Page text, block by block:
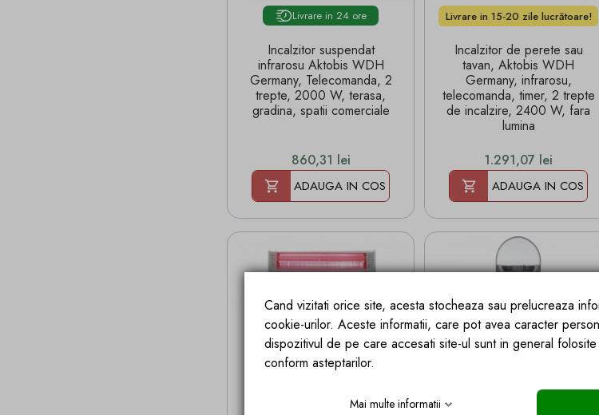
Livrare in 24 ore
Incalzitor suspendat
infrarosu Aktobis WDH
Germany, Telecomanda, 2
trepte, 2000 W, terasa,
gradina, spatii comerciale
Pret
860,31 lei
ADAUGA IN COS
Livrare in 15-20 zile lucrătoare!
Incalzitor de perete sau
tavan, Aktobis WDH
Germany, infrarosu,
telecomanda, timer, 2 trepte
de incalzire, 2400 W, fara
lumina
Pret
1.291,07 lei
ADAUGA IN COS
Cand vizitati orice site, acesta stocheaza sau prelucreaza
cookie-urilor. Aceste informatii, care pot avea caracter
dispozitivul de pe care accesati site-ul sunt in general
conform asteptarilor.
Mai multe informatii